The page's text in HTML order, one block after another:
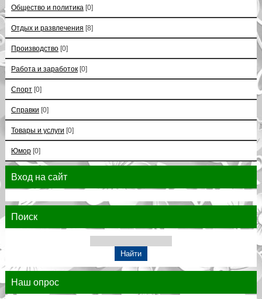
Общество и политика [0]
Отдых и развлечения [8]
Производство [0]
Работа и заработок [0]
Спорт [0]
Справки [0]
Товары и услуги [0]
Юмор [0]
Вход на сайт
Поиск
Наш опрос